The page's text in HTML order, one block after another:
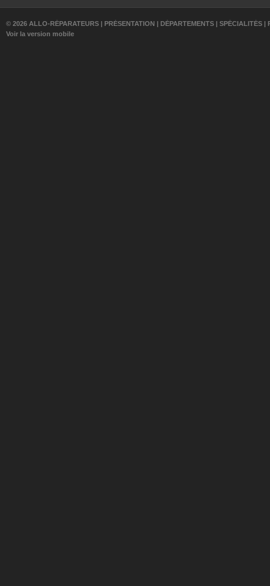
© 2026 ALLO-RÉPARATEURS | PRÉSENTATION | DÉPARTEMENTS | SPÉCIALITÉS |
Voir la version mobile